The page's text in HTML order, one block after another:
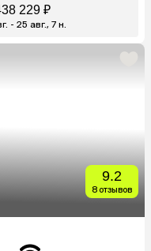
229 ₽
- 25 авг., 7 н.
9.2
8 отзывов